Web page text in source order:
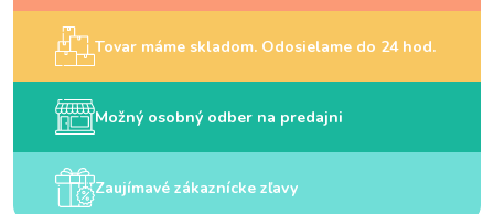
Tovar máme skladom. Odosielame do 24 hod.
Možný osobný odber na predajni
Zaujímavé zákaznícke zľavy